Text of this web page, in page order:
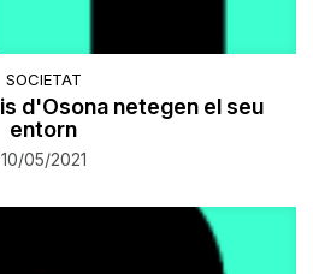
SOCIETAT
d'Osona netegen el seu
entorn
10/05/2021